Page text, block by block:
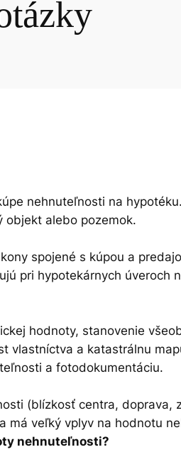
nehnuteľnosti na
alebo pozemok.
spojené s kúpou a
pri hypotekárnych úveroch
hodnoty, stanovenie
vlastníctva a katastrálnu
a fotodokumentáciu.
(blízkosť centra, doprava,
má veľký vplyv na hodnotu
nehnuteľnosti?